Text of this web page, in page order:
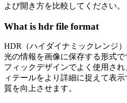
よび開き方を比較してください。
What is hdr file format
HDR（ハイダイナミックレンジ
光の情報を画像に保存する形式
フィックデザインでよく使用さ
ィテールをより詳細に捉えて表
質を向上させます。